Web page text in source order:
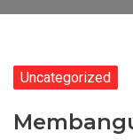
Uncategorized